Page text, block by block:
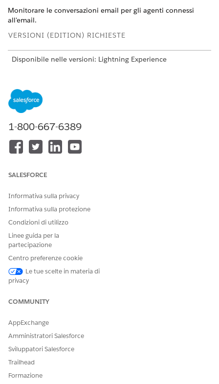
Monitorare le conversazioni email per gli agenti connessi
all'email.
VERSIONI (EDITION) RICHIESTE
Disponibile nelle versioni: Lightning Experience
Service e Foundations, oppure
Edition o
La visualizzazione supervisore pianificazione Agentforce non è
supportata per questa soluzione. Per monitorare le
conversazioni, i thread email sono disponibili nella scheda
Correlato del caso.
È anche possibile definire una visualizzazione elenco
1-800-667-6389
SALESFORCE
Informativa sulla privacy
Informativa sulla protezione
Condizioni di utilizzo
Linee guida per la
partecipazione
Centro preferenze cookie
Le tue scelte in materia di
privacy
COMMUNITY
AppExchange
Amministratori Salesforce
Sviluppatori Salesforce
Trailhead
Formazione